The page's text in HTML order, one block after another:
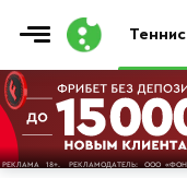
Теннис